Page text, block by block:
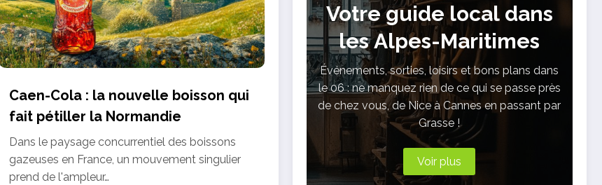
Caen-Cola : la nouvelle boisson qui
fait pétiller la Normandie
Dans le paysage concurrentiel des boissons
gazeuses en France, un mouvement singulier
prend de l'ampleur…
Votre guide local dans
les Alpes-Maritimes
Événements, sorties, loisirs et bons plans dans
le 06 : ne manquez rien de ce qui se passe près
de chez vous, de Nice à Cannes en passant par
Grasse !
Voir plus